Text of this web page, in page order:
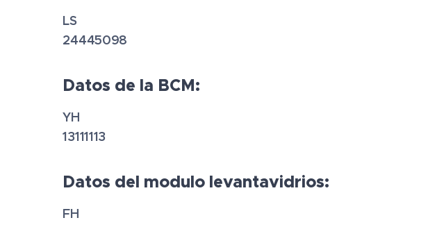
LS
24445098
Datos de la BCM:
YH
13111113
Datos del modulo levantavidrios:
FH